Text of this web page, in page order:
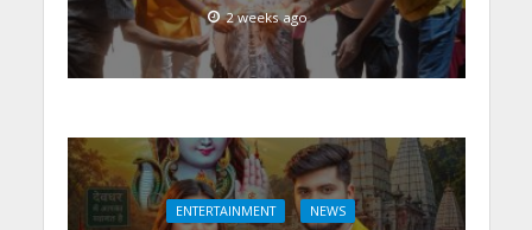
2 weeks ago
ENTERTAINMENT NEWS